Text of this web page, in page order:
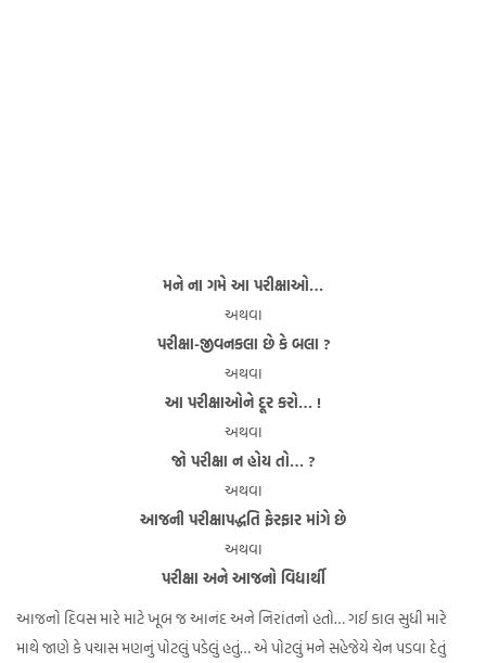
મને ના ગમે આ પરીક્ષાઓ…
અથવા
પરીક્ષા-જીવનકલા છે કે બલા ?
અથવા
આ પરીક્ષાઓને દૂર કરો… !
અથવા
જો પરીક્ષા ન હોય તો… ?
અથવા
આજની પરીક્ષાપદ્ધતિ ફેરફાર માંગે છે
અથવા
પરીક્ષા અને આજનો વિદ્યાર્થી
આજનો દિવસ મારે માટે ખૂબ જ આનંદ અને નિરાંતનો હતો… ગઈ કાલ સુધી મારે
માથે જાણે કે પચાસ મણનું પોટલું પડેલું હતું… એ પોટલું મને સહેજેયે ચેન પડવા દેતું